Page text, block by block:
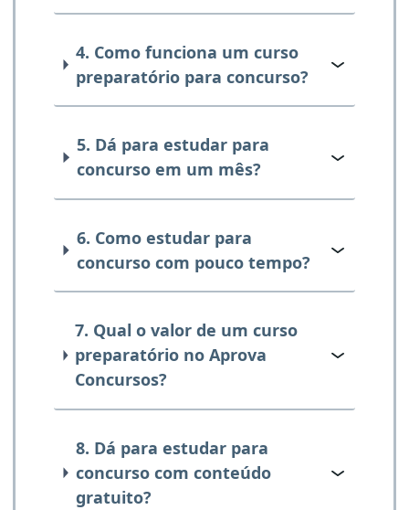
4. Como funciona um curso
preparatório para concurso?
5. Dá para estudar para
concurso em um mês?
6. Como estudar para
concurso com pouco tempo?
7. Qual o valor de um curso
preparatório no Aprova
Concursos?
8. Dá para estudar para
concurso com conteúdo
gratuito?